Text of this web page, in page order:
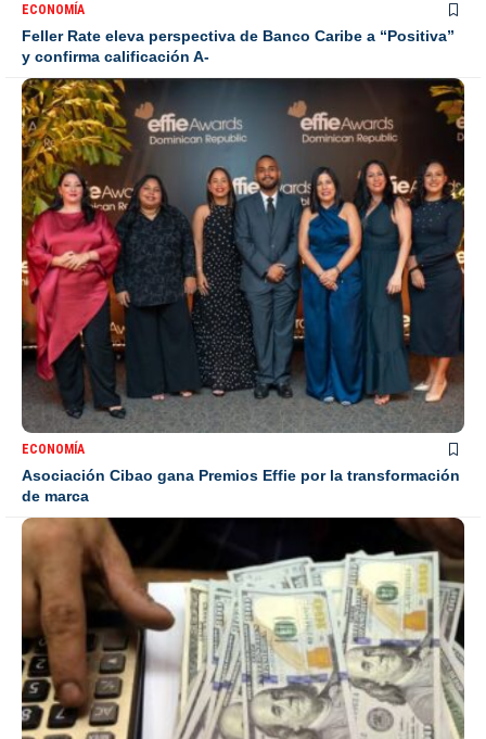
ECONOMÍA
Feller Rate eleva perspectiva de Banco Caribe a “Positiva”
y confirma calificación A-
ECONOMÍA
Asociación Cibao gana Premios Effie por la transformación
de marca